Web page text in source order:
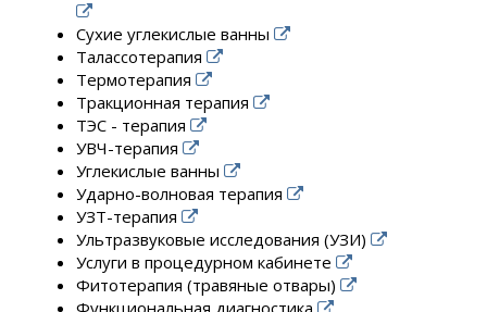
Сухие углекислые ванны
Талассотерапия
Термотерапия
Тракционная терапия
ТЭС - терапия
УВЧ-терапия
Углекислые ванны
Ударно-волновая терапия
УЗТ-терапия
Ультразвуковые исследования (УЗИ)
Услуги в процедурном кабинете
Фитотерапия (травяные отвары)
Функциональная диагностика